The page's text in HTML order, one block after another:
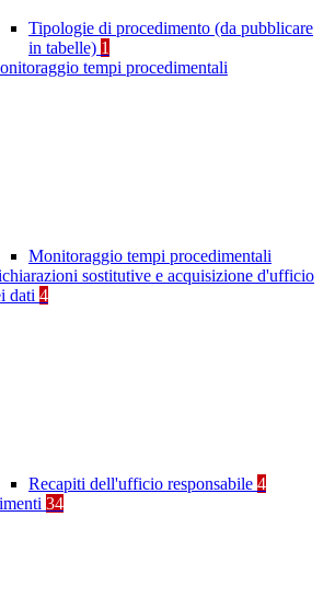
Tipologie di procedimento (da pubblicare
in tabelle) 1
tempi procedimentali
Monitoraggio tempi procedimentali
sostitutive e acquisizione d'ufficio
dati 4
Recapiti dell'ufficio responsabile 4
34